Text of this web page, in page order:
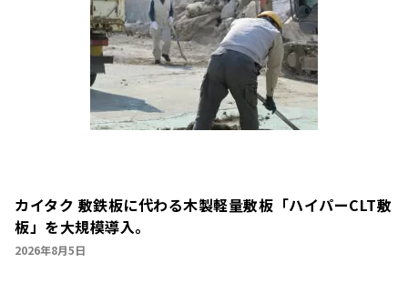
カイタク 敷鉄板に代わる木製軽量敷板「ハイパーCLT敷
板」を大規模導入。
2026年8月5日